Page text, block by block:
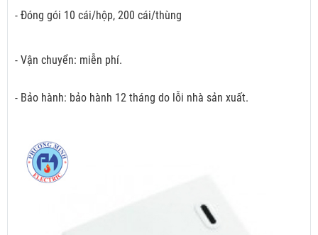
- Đóng gói 10 cái/hộp, 200 cái/thùng
- Vận chuyển: miễn phí.
- Bảo hành: bảo hành 12 tháng do lỗi nhà sản xuất.